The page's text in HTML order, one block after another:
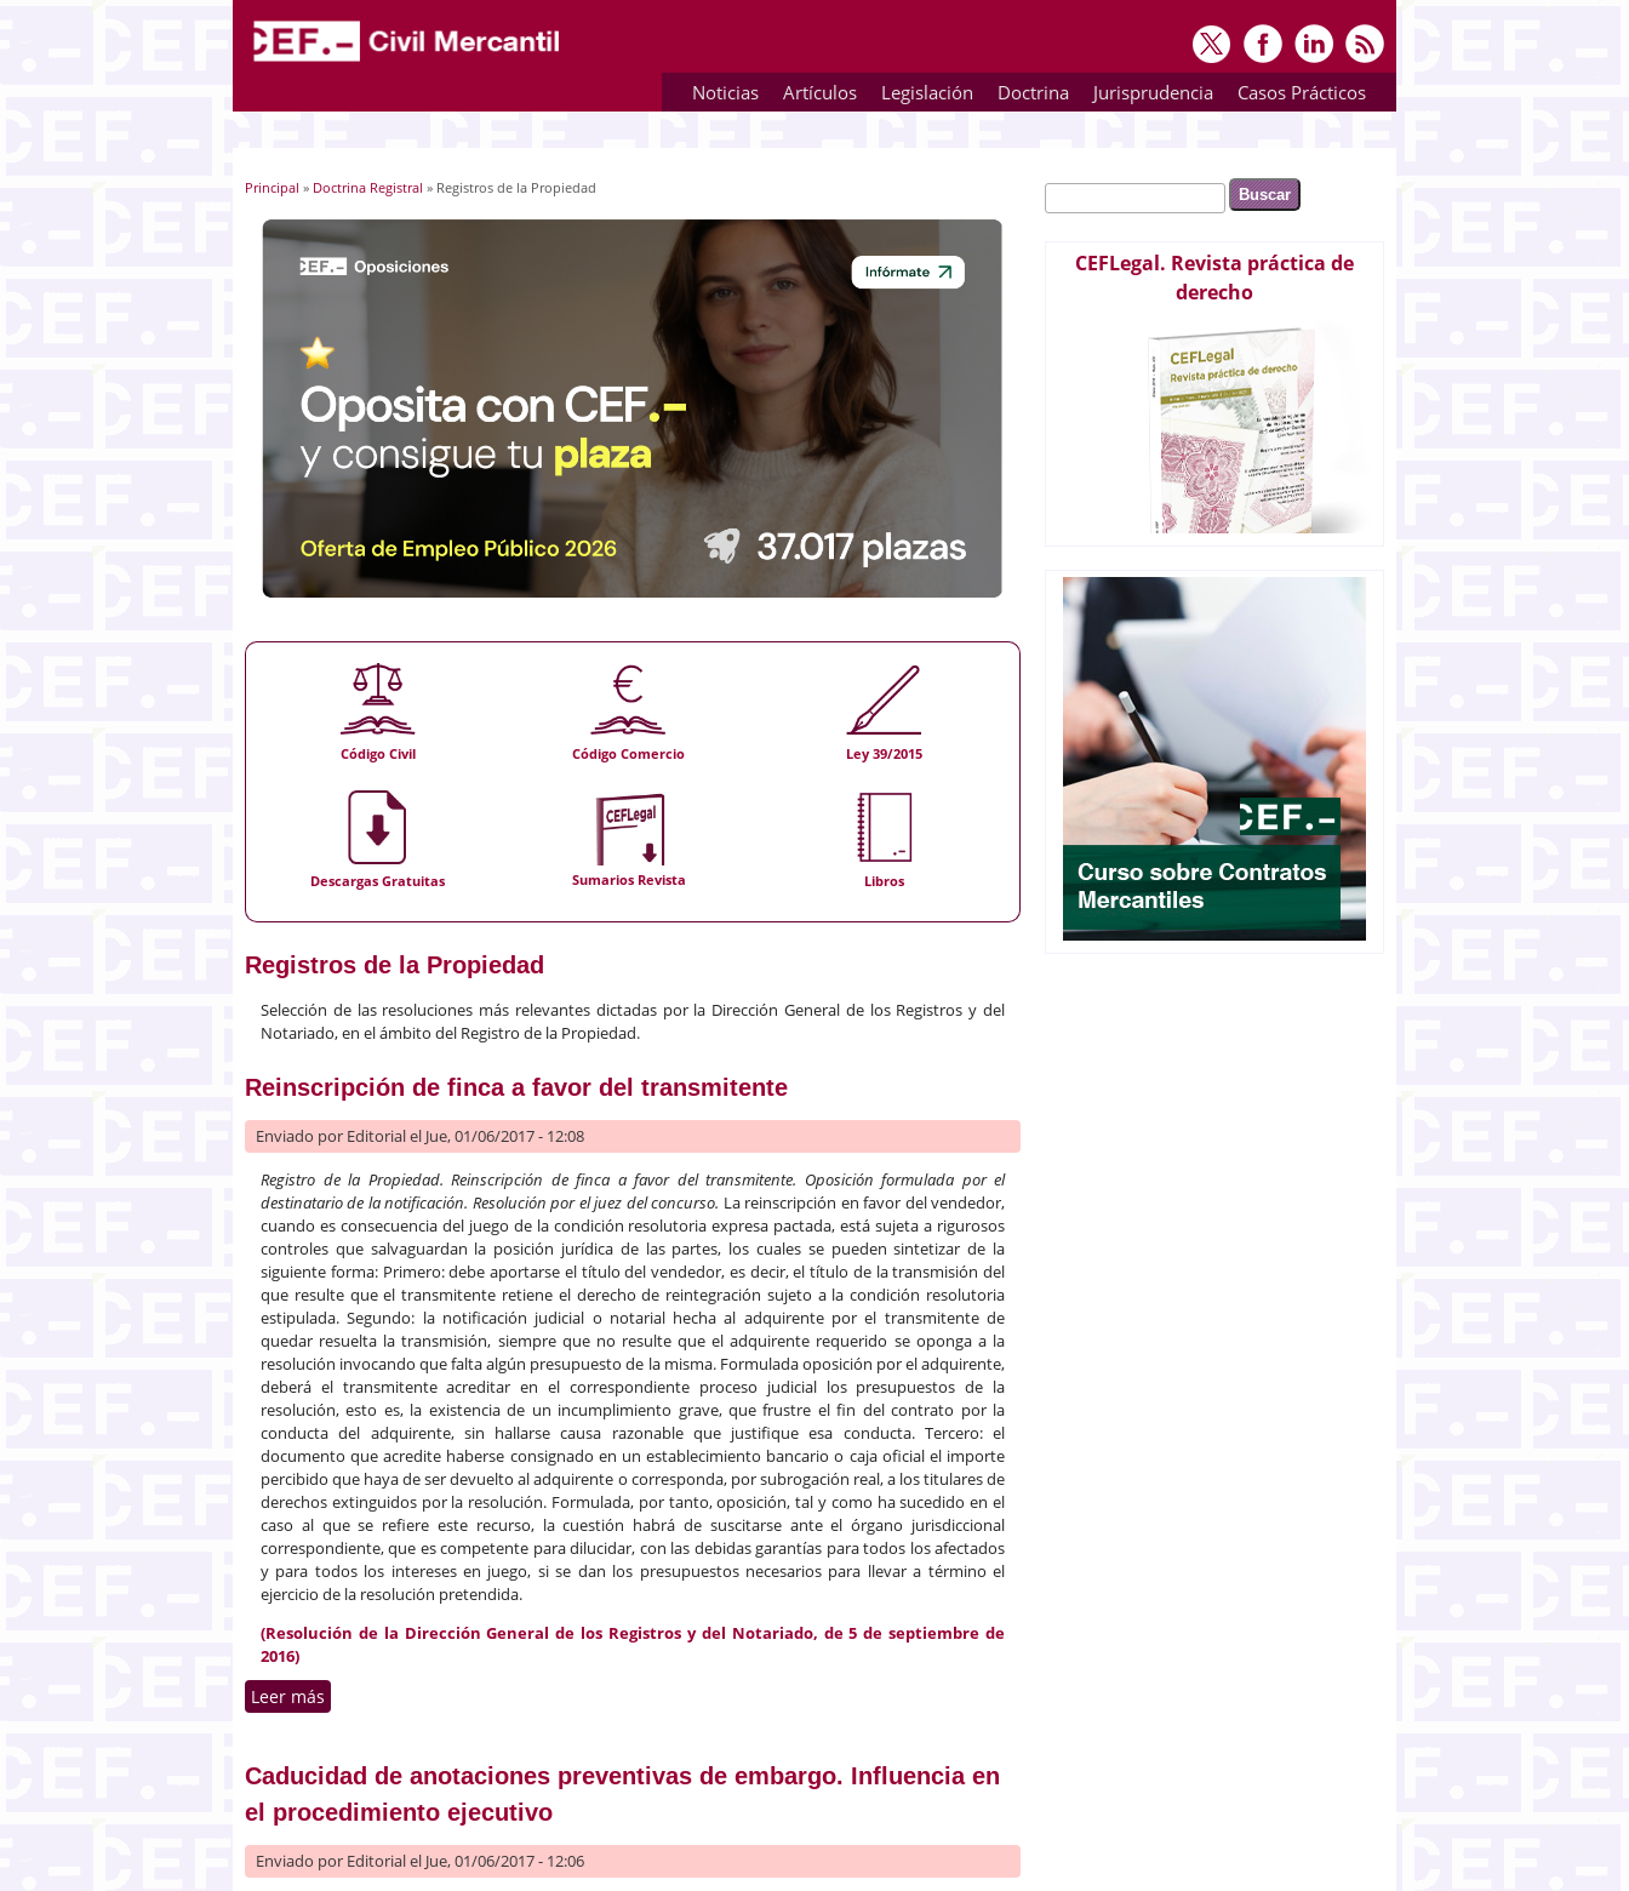
Noticias Artículos Legislación Doctrina Jurisprudencia Casos Prácticos
Usted está aquí
Principal » Doctrina Registral » Registros de la Propiedad
Código Civil Código Comercio Ley 39/2015
Descargas Gratuitas Sumarios Revista Libros
Registros de la Propiedad
Selección de las resoluciones más relevantes dictadas por la Dirección General de los Registros y del
Notariado, en el ámbito del Registro de la Propiedad.
Reinscripción de finca a favor del transmitente
Enviado por Editorialel Jue, 01/06/2017 - 12:08
Registro de la Propiedad. Reinscripción de finca a favor del transmitente. Oposición formulada por el
destinatario de la notificación. Resolución por el juez del concurso. La reinscripción en favor del vendedor,
cuando es consecuencia del juego de la condición resolutoria expresa pactada, está sujeta a rigurosos
controles que salvaguardan la posición jurídica de las partes, los cuales se pueden sintetizar de la
siguiente forma: Primero: debe aportarse el título del vendedor, es decir, el título de la transmisión del
que resulte que el transmitente retiene el derecho de reintegración sujeto a la condición resolutoria
estipulada. Segundo: la notificación judicial o notarial hecha al adquirente por el transmitente de
quedar resuelta la transmisión, siempre que no resulte que el adquirente requerido se oponga a la
resolución invocando que falta algún presupuesto de la misma. Formulada oposición por el adquirente,
deberá el transmitente acreditar en el correspondiente proceso judicial los presupuestos de la
resolución, esto es, la existencia de un incumplimiento grave, que frustre el fin del contrato por la
conducta del adquirente, sin hallarse causa razonable que justifique esa conducta. Tercero: el
documento que acredite haberse consignado en un establecimiento bancario o caja oficial el importe
percibido que haya de ser devuelto al adquirente o corresponda, por subrogación real, a los titulares de
derechos extinguidos por la resolución. Formulada, por tanto, oposición, tal y como ha sucedido en el
caso al que se refiere este recurso, la cuestión habrá de suscitarse ante el órgano jurisdiccional
correspondiente, que es competente para dilucidar, con las debidas garantías para todos los afectados
y para todos los intereses en juego, si se dan los presupuestos necesarios para llevar a término el
ejercicio de la resolución pretendida.
(Resolución de la Dirección General de los Registros y del Notariado, de 5 de septiembre de
2016)
Leer más
Caducidad de anotaciones preventivas de embargo. Influencia en
el procedimiento ejecutivo
Enviado por Editorialel Jue, 01/06/2017 - 12:06
Formulario de búsqueda
Buscar
CEFLegal. Revista práctica de
derecho